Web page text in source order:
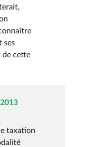
ses
de cette
taxation